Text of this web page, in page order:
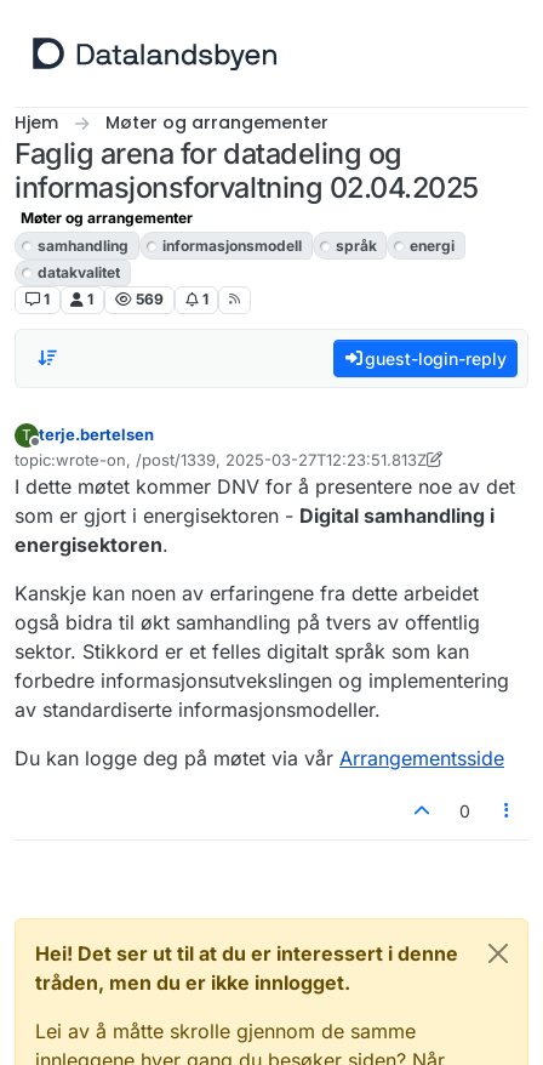
Hjem Møter og arrangementer
Faglig arena for datadeling og
informasjonsforvaltning 02.04.2025
Møter og arrangementer
samhandling
informasjonsmodell språk
energi
datakvalitet
1
1 569 1
guest-login-reply
T
Frakoblet
terje.bertelsen
topic:wrote-on, /post/1339, 2025-03-27T12:23:51.813Z
Sist endret av terje.bertelsen
I dette møtet kommer DNV for å presentere noe av det
som er gjort i energisektoren - Digital samhandling i
energisektoren.
Kanskje kan noen av erfaringene fra dette arbeidet
også bidra til økt samhandling på tvers av offentlig
sektor. Stikkord er et felles digitalt språk som kan
forbedre informasjonsutvekslingen og implementering
av standardiserte informasjonsmodeller.
Du kan logge deg på møtet via vår Arrangementsside
0
Hei! Det ser ut til at du er interessert i denne
tråden, men du er ikke innlogget.
Lei av å måtte skrolle gjennom de samme
innleggene hver gang du besøker siden? Når